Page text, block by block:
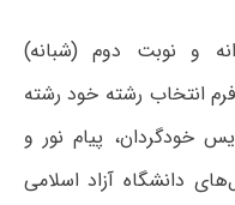
و نوبت دوم (شبانه)
انتخاب رشته خود رشته
خودگردان، پیام نور و
دانشگاه آزاد اسلامی